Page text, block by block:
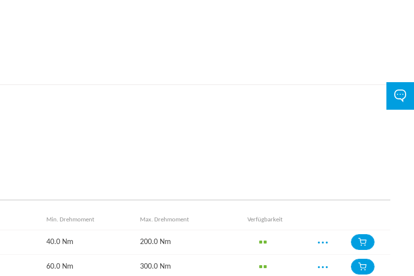
Min. Drehmoment Max. Drehmoment Verfügbarkeit
40.0 Nm 200.0 Nm
60.0 Nm 300.0 Nm